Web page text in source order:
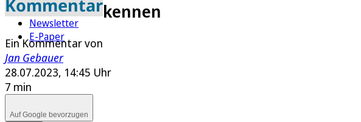
Rätsel
Newsletter
E-Paper
Kommentarkennen
Ein Kommentar von
Jan Gebauer
28.07.2023, 14:45 Uhr
7 min
Auf Google bevorzugen